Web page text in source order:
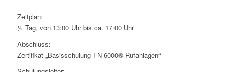
Zeitplan:
½ Tag, von 13:00 Uhr bis ca. 17:00 Uhr
Abschluss:
Zertifikat „Basisschulung FN 6000® Rufanlagen“